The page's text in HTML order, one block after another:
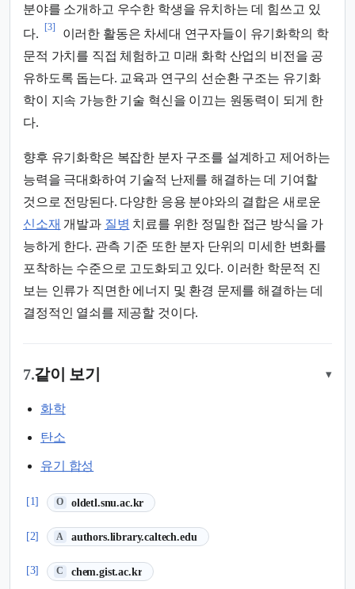
분야를 소개하고 우수한 학생을 유치하는 데 힘쓰고 있
다.
[3]
이러한 활동은 차세대 연구자들이 유기화학의 학
문적 가치를 직접 체험하고 미래 화학 산업의 비전을 공
유하도록 돕는다. 교육과 연구의 선순환 구조는 유기화
학이 지속 가능한 기술 혁신을 이끄는 원동력이 되게 한
다.
향후 유기화학은 복잡한 분자 구조를 설계하고 제어하는
능력을 극대화하여 기술적 난제를 해결하는 데 기여할
것으로 전망된다. 다양한 응용 분야와의 결합은 새로운
신소재 개발과 질병 치료를 위한 정밀한 접근 방식을 가
능하게 한다. 관측 기준 또한 분자 단위의 미세한 변화를
포착하는 수준으로 고도화되고 있다. 이러한 학문적 진
보는 인류가 직면한 에너지 및 환경 문제를 해결하는 데
결정적인 열쇠를 제공할 것이다.
7.같이 보기 ▾
화학
탄소
유기 합성
[1] O oldetl.snu.ac.kr
(새 탭에서 열림)
[2] A authors.library.caltech.edu
(새 탭에서 열림)
[3] C chem.gist.ac.kr
(새 탭에서 열림)